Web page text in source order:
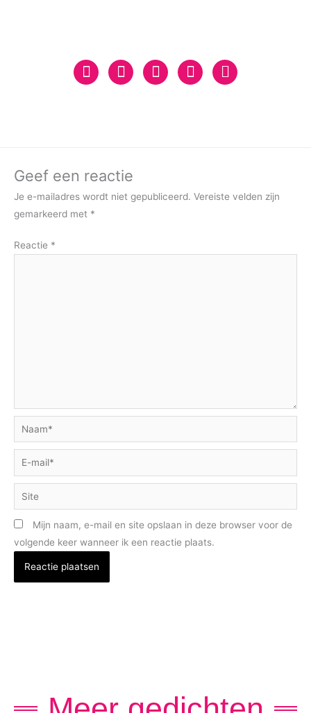
Geef een reactie
Je e-mailadres wordt niet gepubliceerd. Vereiste velden zijn
gemarkeerd met *
Reactie *
Naam*
E-
mail*
Site
Mijn naam, e-mail en site opslaan in deze browser voor de
volgende keer wanneer ik een reactie plaats.